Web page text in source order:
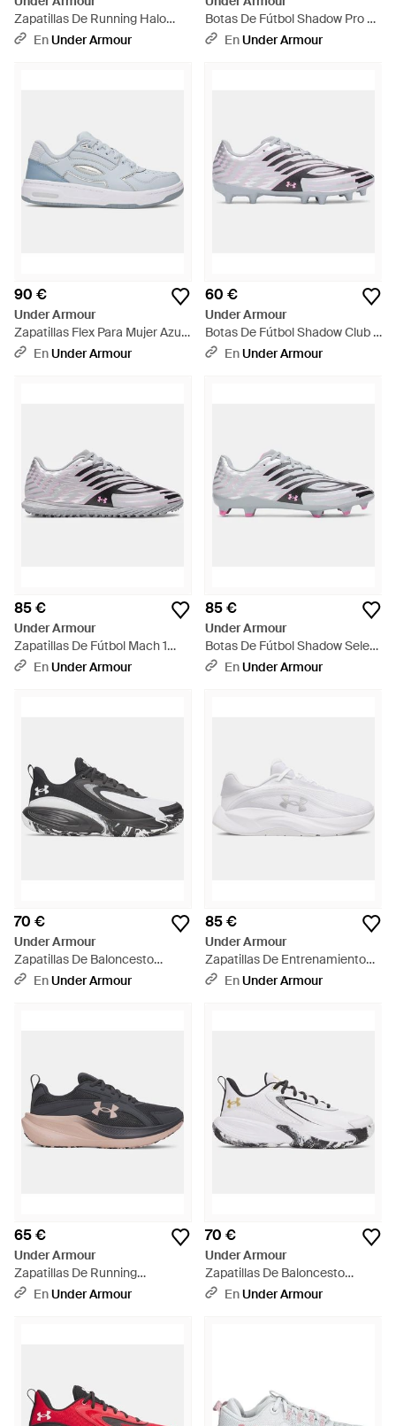
Zapatillas De Running Halo
Runner 2 Para Mujer Halo
EnUnder Armour
Botas De Fútbol Shadow Pro 4
Fg Acero Metalico Plata Negro
EnUnder Armour
90 €
Under Armour
Zapatillas Flex Para Mujer Azul
Fog Azul Wind Metalico Plata -
EnUnder Armour
60 €
Under Armour
Botas De Fútbol Shadow Club 4
Fg Acero Metalico Plata Negro
EnUnder Armour
85 €
Under Armour
Zapatillas De Fútbol Mach 1
Select Turf Acero Metalico
EnUnder Armour
85 €
Under Armour
Botas De Fútbol Shadow Select
4 Fg Acero Metalico Plata
EnUnder Armour
70 €
Under Armour
Zapatillas De Baloncesto
Lockdown 8 Blanco Blanco -
EnUnder Armour
85 €
Under Armour
Zapatillas De Entrenamiento
Radiant Tr Para Mujer Distant
EnUnder Armour
65 €
Under Armour
Zapatillas De Running
Charged+ Assert 11 Para Mujer
EnUnder Armour
70 €
Under Armour
Zapatillas De Baloncesto
Lockdown 8 Metalico Oro -
EnUnder Armour